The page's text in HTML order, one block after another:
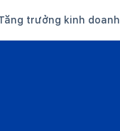
trưởng kinh doanh